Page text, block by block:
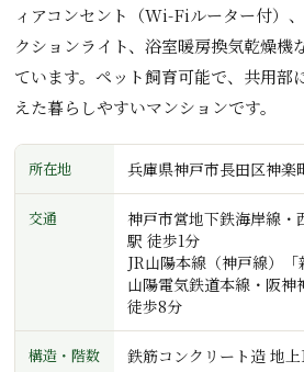
ィアコンセント（Wi-Fiルーター付）
クションライト、浴室暖房換気乾燥機
ています。ペット飼育可能で、共用部
えた暮らしやすいマンションです。
所在地 兵庫県神戸市長田区神楽
交通
神戸市営地下鉄海岸線・
駅 徒歩1分
JR山陽本線（神戸線）
山陽電気鉄道本線・阪神
徒歩8分
構造・階数 鉄筋コンクリート造 地上